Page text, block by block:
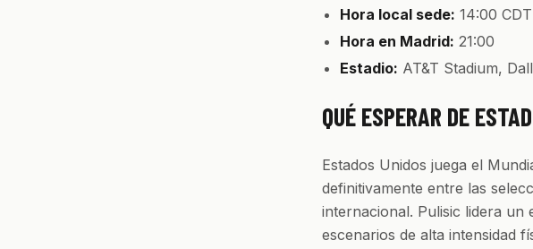
Hora local sede: 14:00
Hora en Madrid: 21:00
Estadio: AT&T Stadium,
QUÉ ESPERAR DE
Estados Unidos juega el
definitivamente entre las
internacional. Pulisic lidera un
escenarios de alta intensidad